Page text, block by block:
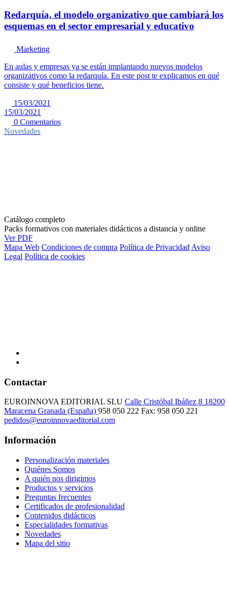
Redarquía, el modelo organizativo que cambiará los
esquemas en el sector empresarial y educativo
Marketing
En aulas y empresas ya se están implantando nuevos modelos
organizativos como la redarquía. En este post te explicamos en qué
consiste y qué beneficios tiene.
15/03/2021
15/03/2021
0 Comentarios
Novedades
Catálogo completo
Packs formativos con materiales didácticos a distancia y online
Ver PDF
Mapa Web Condiciones de compra Política de Privacidad Aviso
Legal Política de cookies
Contactar
EUROINNOVA EDITORIAL SLU Calle Cristóbal Ibáñez 8 18200
Maracena Granada (España) 958 050 222 Fax: 958 050 221
pedidos@euroinnovaeditorial.com
Información
Personalización materiales
Quiénes Somos
A quién nos dirigimos
Productos y servicios
Preguntas frecuentes
Certificados de profesionalidad
Contenidos didácticos
Especialidades formativas
Novedades
Mapa del sitio